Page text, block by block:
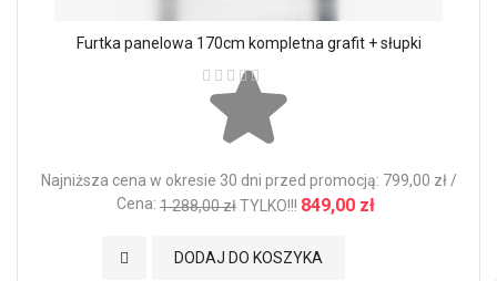
Furtka panelowa 170cm kompletna grafit + słupki
Ocena:
Najniższa cena w okresie 30 dni przed promocją: 799,00 zł /
Cena: 1 288,00 złTYLKO!!! 849,00 zł
DODAJ DO KOSZYKA
Dodaj do Ulubionych